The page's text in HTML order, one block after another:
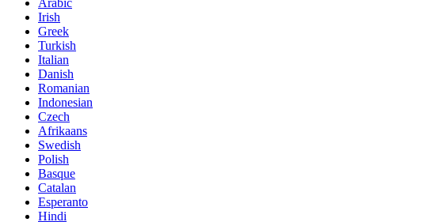
Irish
Greek
Turkish
Italian
Danish
Romanian
Indonesian
Czech
Afrikaans
Swedish
Polish
Basque
Catalan
Esperanto
Hindi